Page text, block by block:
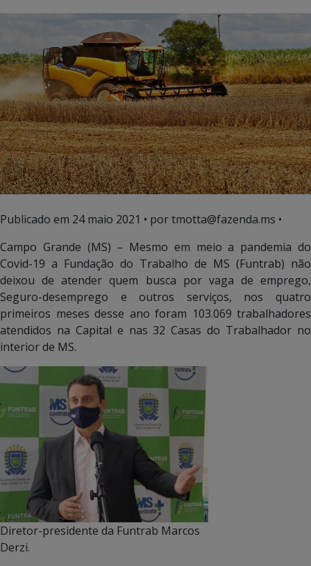
Publicado em 24 maio 2021 • por tmotta@fazenda.ms •
Campo Grande (MS) – Mesmo em meio a pandemia do
Covid-19 a Fundação do Trabalho de MS (Funtrab) não
deixou de atender quem busca por vaga de emprego,
Seguro-desemprego e outros serviços, nos quatro
primeiros meses desse ano foram 103.069 trabalhadores
atendidos na Capital e nas 32 Casas do Trabalhador no
interior de MS.
Diretor-presidente da Funtrab Marcos
Derzi.